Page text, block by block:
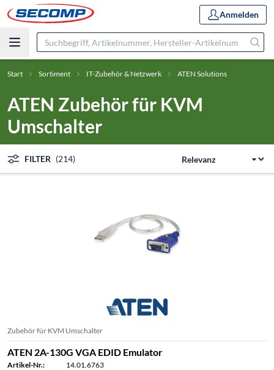
Anmelden
Start Sortiment IT-Zubehör & Netzwerk ATEN Solutions
ATEN Zubehör für KVM
Umschalter
FILTER (214)
Zubehör für KVM Umschalter
ATEN 2A-130G VGA EDID Emulator
Artikel-Nr.:
14.01.6763